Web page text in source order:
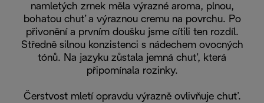
namletých zrnek měla výrazné aroma, plnou,
bohatou chuť a výraznou cremu na povrchu. Po
přivonění a prvním doušku jsme cítili ten rozdíl.
Středně silnou konzistenci s nádechem ovocných
tónů. Na jazyku zůstala jemná chuť, která
připomínala rozinky.
Čerstvost mletí opravdu výrazně ovlivňuje chuť.